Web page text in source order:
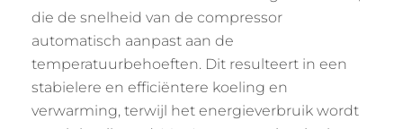
die de snelheid van de compressor
automatisch aanpast aan de
temperatuurbehoeften. Dit resulteert in een
stabielere en efficiëntere koeling en
verwarming, terwijl het energieverbruik wordt